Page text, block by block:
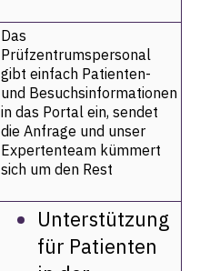
Das
Prüfzentrumspersonal
gibt einfach Patienten-
und Besuchsinformationen
in das Portal ein, sendet
die Anfrage und unser
Expertenteam kümmert
sich um den Rest
Unterstützung
für Patienten